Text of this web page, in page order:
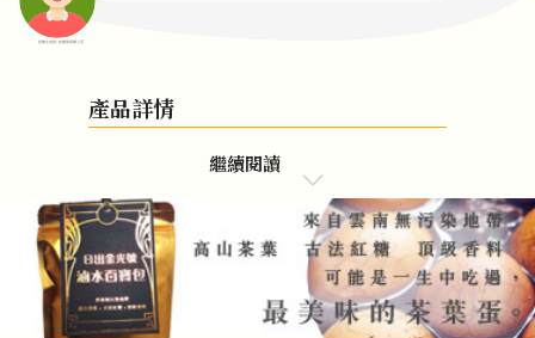
頭像生成器: 快樂家庭網上店
產品詳情
繼續閱讀